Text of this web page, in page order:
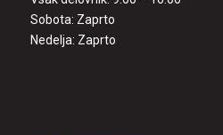
Sobota: Zaprto
Nedelja: Zaprto